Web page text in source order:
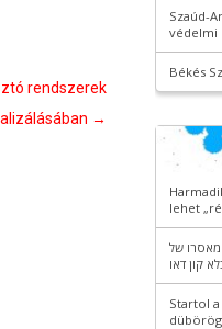
rendszerek
→